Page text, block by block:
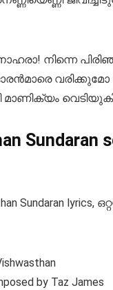
നിന്നെ
മാണിക്യം
Sundaran
Sundaran lyrics,
by Taz James